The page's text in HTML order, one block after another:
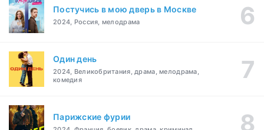
Постучись в мою дверь в Москве
2024, Россия, мелодрама
Один день
2024, Великобритания, драма, мелодрама,
комедия
Парижские фурии